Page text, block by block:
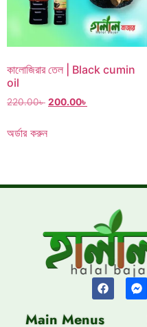
কালোজিরার তেল | Black cumin
oil
220.00৳ 200.00৳
অর্ডার করুন
Main Menus